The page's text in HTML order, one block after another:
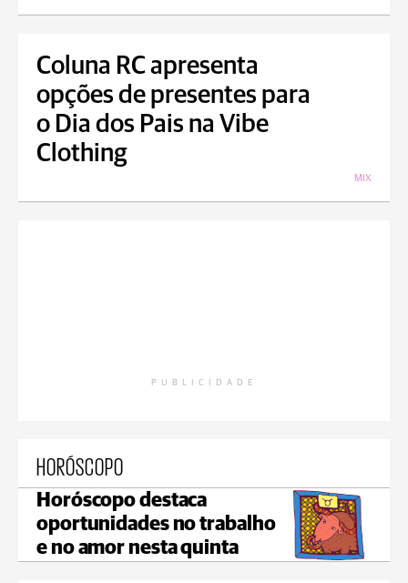
Coluna RC apresenta
opções de presentes para
o Dia dos Pais na Vibe
Clothing
MIX
PUBLICIDADE
HORÓSCOPO
Horóscopo destaca
oportunidades no trabalho
e no amor nesta quinta